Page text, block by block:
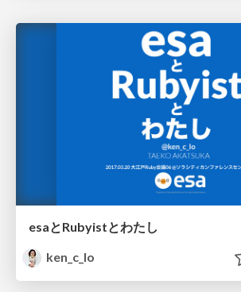
esaとRubyistとわたし
ken_c_lo